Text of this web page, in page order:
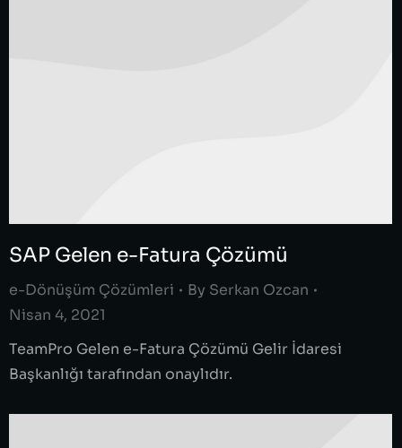
SAP Gelen e-Fatura Çözümü
e-Dönüşüm Çözümleri By Serkan Ozcan
Nisan 4, 2021
TeamPro Gelen e-Fatura Çözümü Gelir İdaresi
Başkanlığı tarafından onaylıdır.